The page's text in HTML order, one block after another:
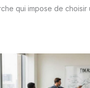
qui impose de choisir